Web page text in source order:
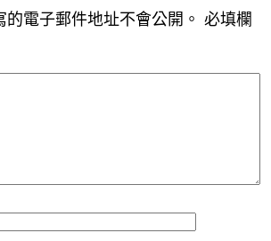
電子郵件地址不會公開。 必填欄